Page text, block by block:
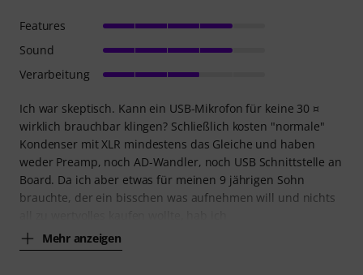
Ich war skeptisch. Kann ein USB-Mikrofon für keine 30 ¤
wirklich brauchbar klingen? Schließlich kosten "normale"
Kondenser mit XLR mindestens das Gleiche und haben
weder Preamp, noch AD-Wandler, noch USB Schnittstelle an
Board. Da ich aber etwas für meinen 9 jährigen Sohn
brauchte, der ein bisschen was aufnehmen will und nichts
Mehr anzeigen
Features
Sound
Verarbeitung